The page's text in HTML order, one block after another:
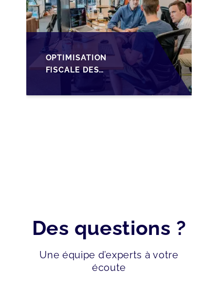
OPTIMISATION
FISCALE DES
TRANSMISSIONS VIA
LA HOLDING SOPARFI
Des questions ?
Une équipe d’experts à votre
écoute